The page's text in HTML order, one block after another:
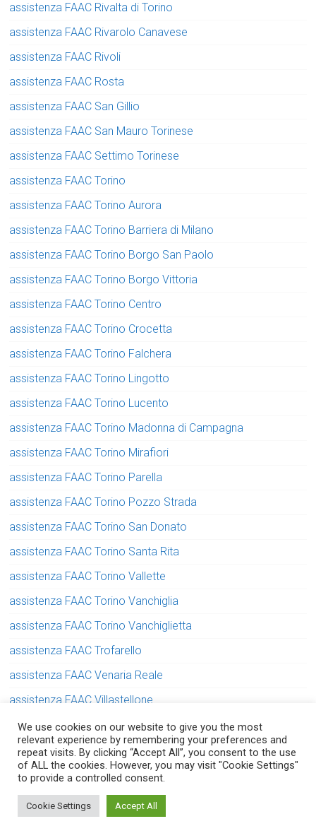
assistenza FAAC Rivalta di Torino
assistenza FAAC Rivarolo Canavese
assistenza FAAC Rivoli
assistenza FAAC Rosta
assistenza FAAC San Gillio
assistenza FAAC San Mauro Torinese
assistenza FAAC Settimo Torinese
assistenza FAAC Torino
assistenza FAAC Torino Aurora
assistenza FAAC Torino Barriera di Milano
assistenza FAAC Torino Borgo San Paolo
assistenza FAAC Torino Borgo Vittoria
assistenza FAAC Torino Centro
assistenza FAAC Torino Crocetta
assistenza FAAC Torino Falchera
assistenza FAAC Torino Lingotto
assistenza FAAC Torino Lucento
assistenza FAAC Torino Madonna di Campagna
assistenza FAAC Torino Mirafiori
assistenza FAAC Torino Parella
assistenza FAAC Torino Pozzo Strada
assistenza FAAC Torino San Donato
assistenza FAAC Torino Santa Rita
assistenza FAAC Torino Vallette
assistenza FAAC Torino Vanchiglia
assistenza FAAC Torino Vanchiglietta
assistenza FAAC Trofarello
assistenza FAAC Venaria Reale
assistenza FAAC Villastellone
assistenza FAAC Volpiano
assistenza FADINI Alpignano
assistenza FADINI Avigliana
assistenza FADINI Balangero
We use cookies on our website to give you the most
relevant experience by remembering your preferences and
repeat visits. By clicking “Accept All”, you consent to the use
of ALL the cookies. However, you may visit "Cookie Settings"
to provide a controlled consent.
Cookie Settings Accept All
Serve aiuto? Chiedi con fiducia!